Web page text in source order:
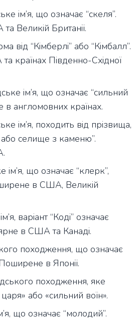
ім’я, що означає “скеля”.
Великій Британії.
від “Кімберлі” або “Кімбалл”.
країнах Південно-Східної
ім’я, що означає “сильний
в англомовних країнах.
ім’я, походить від прізвища,
або селище з каменю”.
ім’я, що означає “клерк”,
в США, Великій
варіант “Коді” означає
в США та Канаді.
походження, що означає
в Японії.
походження, яке
або «сильний воїн».
що означає “молодий”.